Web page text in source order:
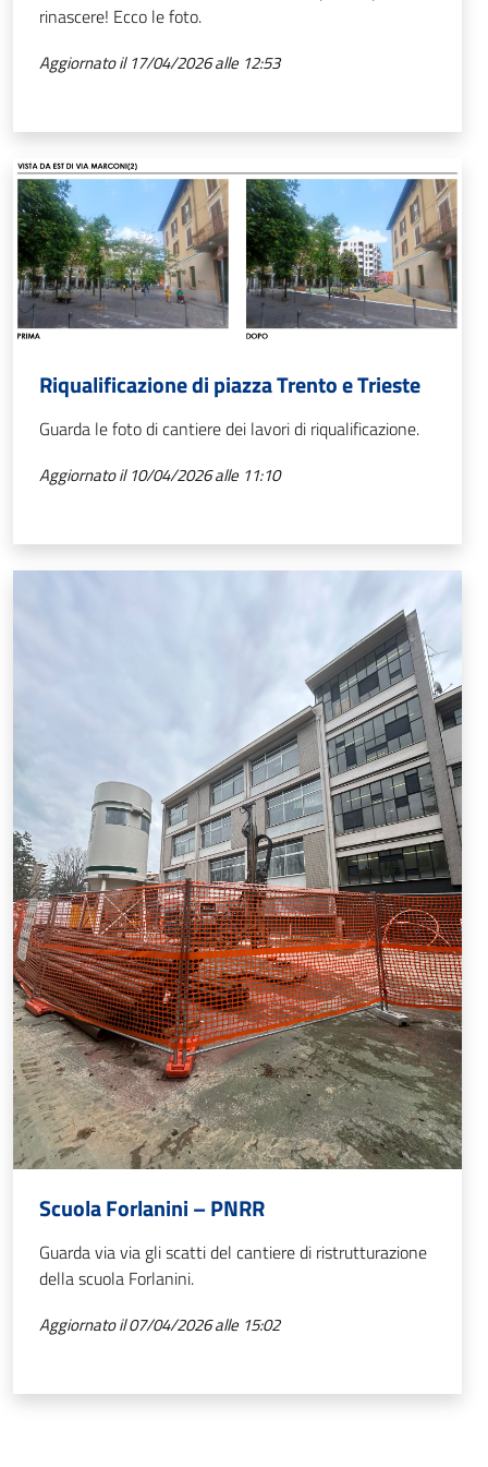
rinascere! Ecco le foto.
Aggiornato il 17/04/2026 alle 12:53
Riqualificazione di piazza Trento e Trieste
Guarda le foto di cantiere dei lavori di riqualificazione.
Aggiornato il 10/04/2026 alle 11:10
Scuola Forlanini – PNRR
Guarda via via gli scatti del cantiere di ristrutturazione
della scuola Forlanini.
Aggiornato il 07/04/2026 alle 15:02